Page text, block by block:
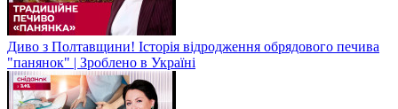
Диво з Полтавщини! Історія відродження обрядового печива
"панянок" | Зроблено в Україні